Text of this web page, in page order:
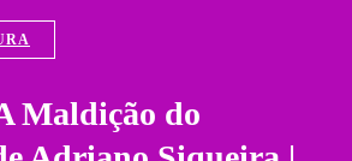
Maldição do